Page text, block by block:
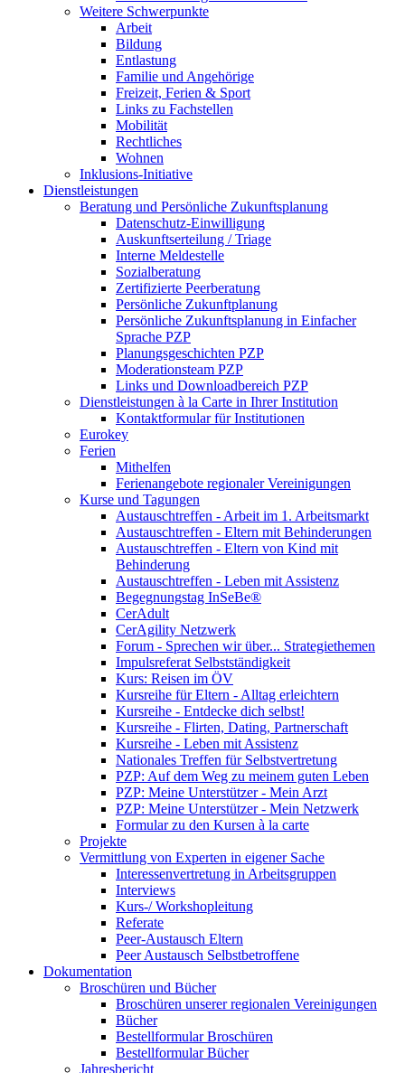
Weitere Schwerpunkte
Arbeit
Bildung
Entlastung
Familie und Angehörige
Freizeit, Ferien & Sport
Links zu Fachstellen
Mobilität
Rechtliches
Wohnen
Inklusions-Initiative
Dienstleistungen
Beratung und Persönliche Zukunftsplanung
Datenschutz-Einwilligung
Auskunftserteilung / Triage
Interne Meldestelle
Sozialberatung
Zertifizierte Peerberatung
Persönliche Zukunftplanung
Persönliche Zukunftsplanung in Einfacher
Sprache PZP
Planungsgeschichten PZP
Moderationsteam PZP
Links und Downloadbereich PZP
Dienstleistungen à la Carte in Ihrer Institution
Kontaktformular für Institutionen
Eurokey
Ferien
Mithelfen
Ferienangebote regionaler Vereinigungen
Kurse und Tagungen
Austauschtreffen - Arbeit im 1. Arbeitsmarkt
Austauschtreffen - Eltern mit Behinderungen
Austauschtreffen - Eltern von Kind mit
Behinderung
Austauschtreffen - Leben mit Assistenz
Begegnungstag InSeBe®
CerAdult
CerAgility Netzwerk
Forum - Sprechen wir über... Strategiethemen
Impulsreferat Selbstständigkeit
Kurs: Reisen im ÖV
Kursreihe für Eltern - Alltag erleichtern
Kursreihe - Entdecke dich selbst!
Kursreihe - Flirten, Dating, Partnerschaft
Kursreihe - Leben mit Assistenz
Nationales Treffen für Selbstvertretung
PZP: Auf dem Weg zu meinem guten Leben
PZP: Meine Unterstützer - Mein Arzt
PZP: Meine Unterstützer - Mein Netzwerk
Formular zu den Kursen à la carte
Projekte
Vermittlung von Experten in eigener Sache
Interessenvertretung in Arbeitsgruppen
Interviews
Kurs-/ Workshopleitung
Referate
Peer-Austausch Eltern
Peer Austausch Selbstbetroffene
Dokumentation
Broschüren und Bücher
Broschüren unserer regionalen Vereinigungen
Bücher
Bestellformular Broschüren
Bestellformular Bücher
Jahresbericht